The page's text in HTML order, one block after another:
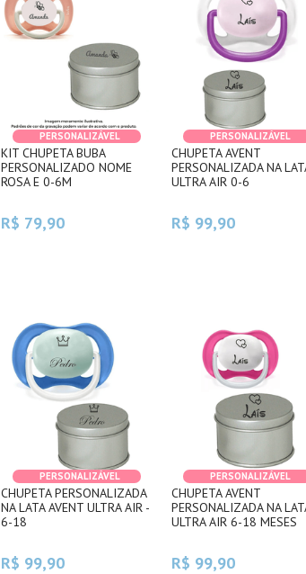
PERSONALIZÁVEL
KIT CHUPETA BUBA
PERSONALIZADO NOME
ROSA E 0-6M
R$ 79,90
PERSONALIZÁVEL
CHUPETA PERSONALIZADA
NA LATA AVENT ULTRA AIR -
6-18
R$ 99,90
PERSONALIZÁVEL
CHUPETA AVENT
PERSONALIZADA NA
ULTRA AIR 0-6
R$ 99,90
PERSONALIZÁVEL
CHUPETA AVENT
PERSONALIZADA NA
ULTRA AIR 6-18 MESES
R$ 99,90